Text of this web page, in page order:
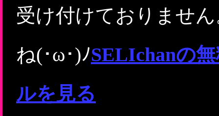
受け付けておりませ
ね(･ω･)ﾉSELIchanの
ルを見る